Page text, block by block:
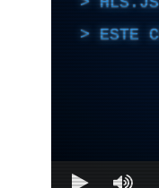
ESTE